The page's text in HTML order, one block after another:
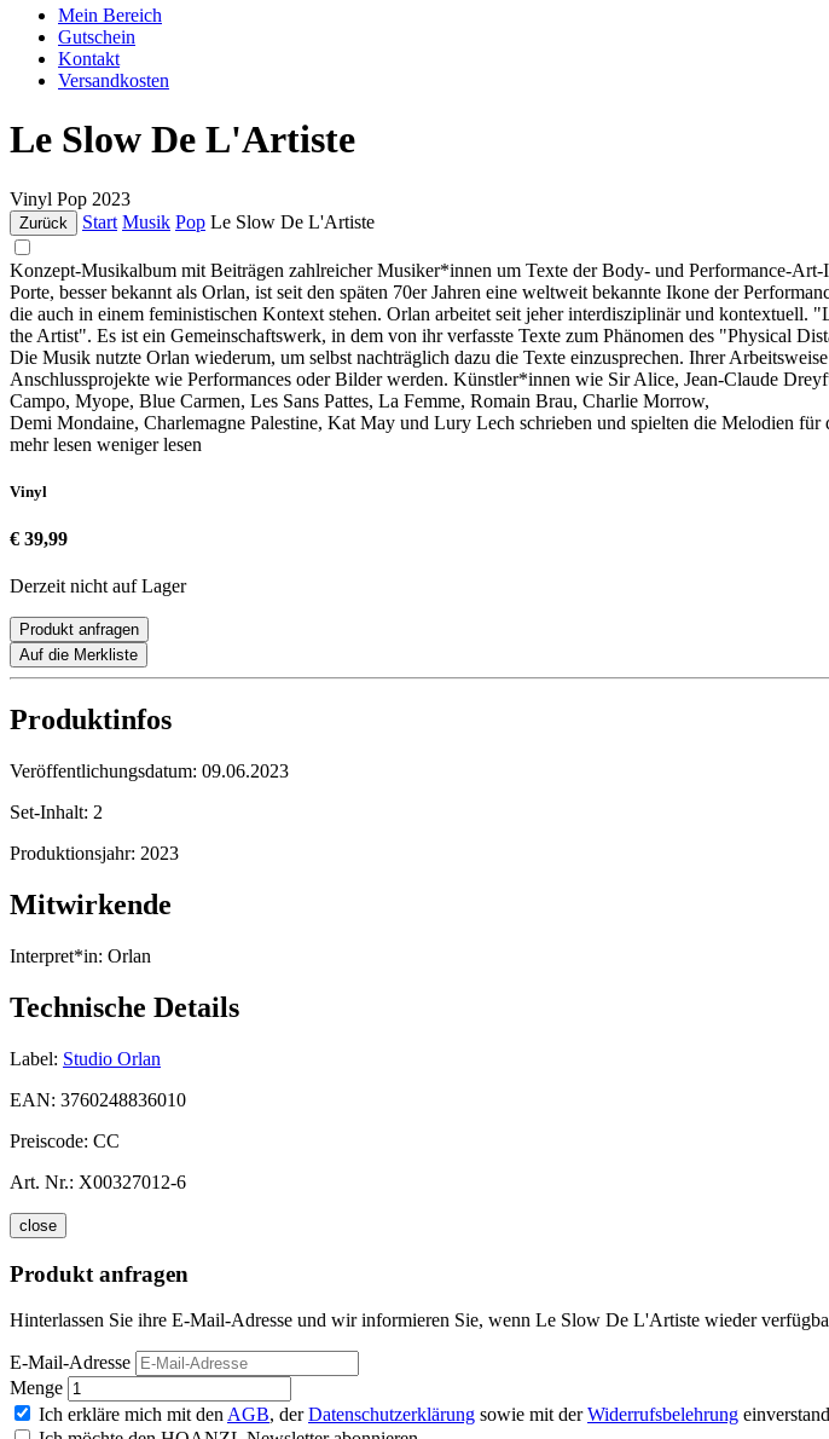
Mein Bereich
Gutschein
Kontakt
Versandkosten
Le Slow De L'Artiste
Vinyl Pop 2023
Zurück Start Musik Pop Le Slow De L'Artiste
Konzept-Musikalbum mit Beiträgen zahlreicher Musiker*innen um Texte der Body- und Performance-
Porte, besser bekannt als Orlan, ist seit den späten 70er Jahren eine weltweit bekannte Ikone der
die auch in einem feministischen Kontext stehen. Orlan arbeitet seit jeher interdisziplinär und
the Artist". Es ist ein Gemeinschaftswerk, in dem von ihr verfasste Texte zum Phänomen des "Physical
Die Musik nutzte Orlan wiederum, um selbst nachträglich dazu die Texte einzusprechen. Ihrer
Anschlussprojekte wie Performances oder Bilder werden. Künstler*innen wie Sir Alice, Jean-Claude
Campo, Myope, Blue Carmen, Les Sans Pattes, La Femme, Romain Brau, Charlie Morrow,
Demi Mondaine, Charlemagne Palestine, Kat May und Lury Lech schrieben und spielten die Melodien für
mehr lesen weniger lesen
Vinyl
€ 39,99
Derzeit nicht auf Lager
Produkt anfragen
Auf die Merkliste
Produktinfos
Veröffentlichungsdatum: 09.06.2023
Set-Inhalt: 2
Produktionsjahr: 2023
Mitwirkende
Interpret*in: Orlan
Technische Details
Label: Studio Orlan
EAN: 3760248836010
Preiscode: CC
Art. Nr.: X00327012-6
close
Produkt anfragen
Hinterlassen Sie ihre E-Mail-Adresse und wir informieren Sie, wenn Le Slow De L'Artiste wieder
E-Mail-Adresse
Menge
Ich erkläre mich mit den AGB, derDatenschutzerklärung sowie mit derWiderrufsbelehrung